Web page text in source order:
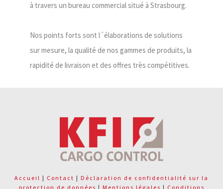
à travers un bureau commercial situé à Strasbourg.
Nos points forts sont l´élaborations de solutions
sur mesure, la qualité de nos gammes de produits, la
rapidité de livraison et des offres très compétitives.
Accueil | Contact | Déclaration de confidentialité sur la
protection de données | Mentions légales | Conditions